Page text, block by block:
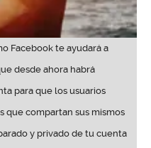
Facebook te ayudará a
desde ahora habrá
para que los usuarios
que compartan sus mismos
y privado de tu cuenta